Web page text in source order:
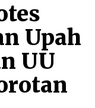
Upah
UU